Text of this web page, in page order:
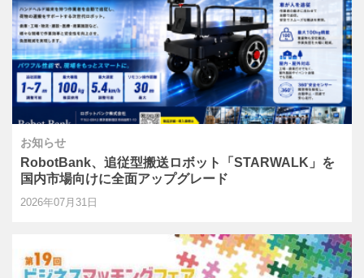
お知らせ
RobotBank、追従型搬送ロボット「STARWALK」を
国内市場向けに全面アップグレード
2026年07月31日